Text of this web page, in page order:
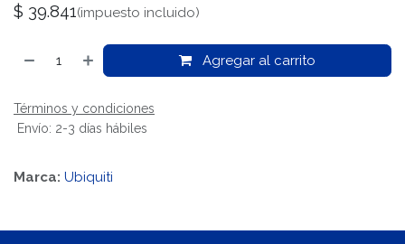
$ 39.841(impuesto incluido)
Agregar al carrito
Términos y condiciones
Envío: 2-3 días hábiles
Marca: Ubiquiti